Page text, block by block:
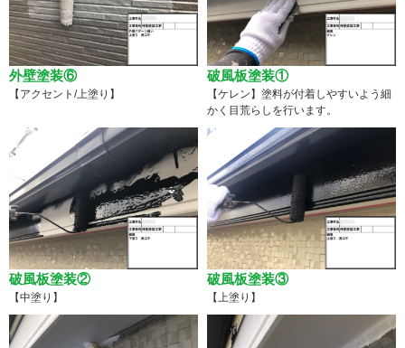
外壁塗装⑥
【アクセント/上塗り】
破風板塗装①
【ケレン】塗料が付着しやすいよう細
かく目荒らしを行います。
破風板塗装②
【中塗り】
破風板塗装③
【上塗り】